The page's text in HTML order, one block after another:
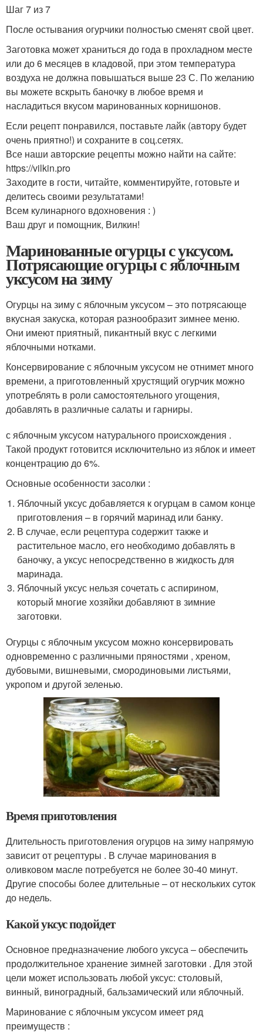
Шаг 7 из 7
После остывания огурчики полностью сменят свой цвет.
Заготовка может храниться до года в прохладном месте
или до 6 месяцев в кладовой, при этом температура
воздуха не должна повышаться выше 23 С. По желанию
вы можете вскрыть баночку в любое время и
насладиться вкусом маринованных корнишонов.
Если рецепт понравился, поставьте лайк (автору будет
очень приятно!) и сохраните в соц.сетях.
Все наши авторские рецепты можно найти на сайте:
https://vilkin.pro
Заходите в гости, читайте, комментируйте, готовьте и
делитесь своими результатами!
Всем кулинарного вдохновения : )
Ваш друг и помощник, Вилкин!
Маринованные огурцы с уксусом.
Потрясающие огурцы с яблочным
уксусом на зиму
Огурцы на зиму с яблочным уксусом – это потрясающе
вкусная закуска, которая разнообразит зимнее меню.
Они имеют приятный, пикантный вкус с легкими
яблочными нотками.
Консервирование с яблочным уксусом не отнимет много
времени, а приготовленный хрустящий огурчик можно
употреблять в роли самостоятельного угощения,
добавлять в различные салаты и гарниры.
с яблочным уксусом натурального происхождения .
Такой продукт готовится исключительно из яблок и имеет
концентрацию до 6%.
Основные особенности засолки :
Яблочный уксус добавляется к огурцам в самом конце
приготовления – в горячий маринад или банку.
В случае, если рецептура содержит также и
растительное масло, его необходимо добавлять в
баночку, а уксус непосредственно в жидкость для
маринада.
Яблочный уксус нельзя сочетать с аспирином,
который многие хозяйки добавляют в зимние
заготовки.
Огурцы с яблочным уксусом можно консервировать
одновременно с различными пряностями , хреном,
дубовыми, вишневыми, смородиновыми листьями,
укропом и другой зеленью.
Время приготовления
Длительность приготовления огурцов на зиму напрямую
зависит от рецептуры . В случае маринования в
оливковом масле потребуется не более 30-40 минут.
Другие способы более длительные – от нескольких суток
до недель.
Какой уксус подойдет
Основное предназначение любого уксуса – обеспечить
продолжительное хранение зимней заготовки . Для этой
цели может использовать любой уксус: столовый,
винный, виноградный, бальзамический или яблочный.
Маринование с яблочным уксусом имеет ряд
преимуществ :